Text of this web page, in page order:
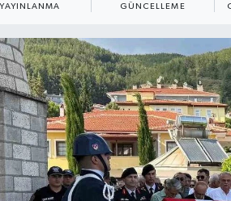
YAYINLANMA GÜNCELLEME